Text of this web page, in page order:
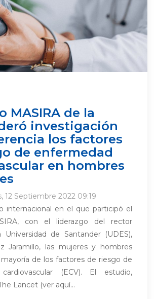
MASIRA de la
investigación
los factores
de enfermedad
en hombres
12 Septiembre 2022 09:19
internacional en el que participó el
con el liderazgo del rector
Universidad de Santander (UDES),
Jaramillo, las mujeres y hombres
de los factores de riesgo de
(ECV). El estudio,
Lancet (ver aquí...